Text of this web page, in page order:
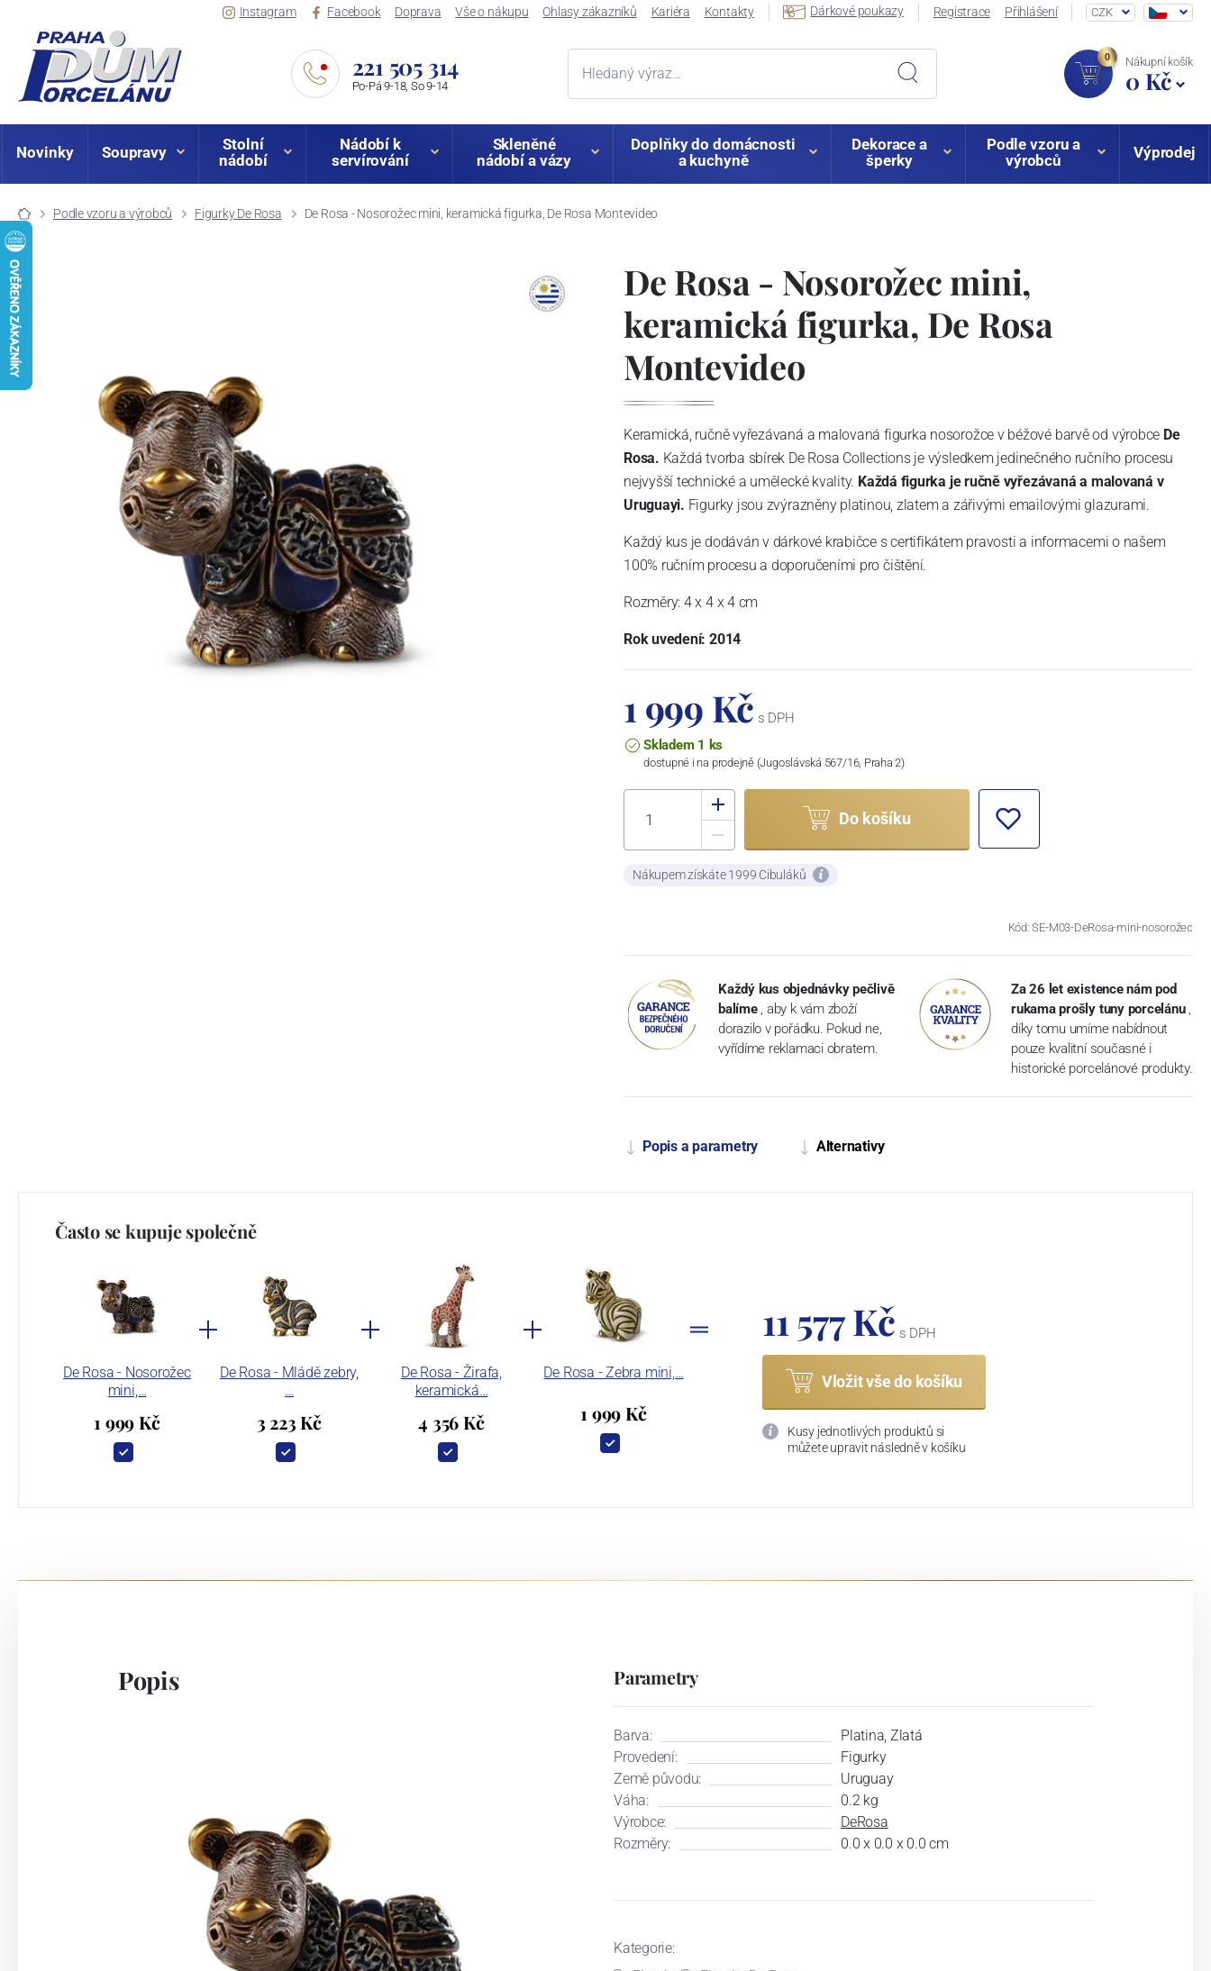
Instagram Facebook Doprava Vše o nákupu Ohlasy zákazníků Kariéra Kontakty Dárkové poukazy Registrace Přihlášení CZK
221 505 314
Po-Pá 9-18, So 9-14
0 Nákupní košík
0 Kč
Novinky Soupravy
Stolní
nádobí
Nádobí k
servírování
Skleněné
nádobí a vázy
Doplňky do domácnosti
a kuchyně
Dekorace a
šperky
Podle vzoru a
výrobců
Výprodej
Podle vzoru a výrobců Figurky De Rosa De Rosa - Nosorožec mini, keramická figurka, De Rosa Montevideo
De Rosa - Nosorožec mini,
keramická figurka, De Rosa
Montevideo
Keramická, ručně vyřezávaná a malovaná figurka nosorožce v béžové barvěod výrobce De
Rosa. Každá tvorba sbírek De Rosa Collections je výsledkem jedinečného ručního procesu
nejvyšší technické a umělecké kvality. Každá figurka je ručně vyřezávaná a malovaná v
Uruguayi. Figurky jsou zvýrazněny platinou, zlatem a zářivými emailovými glazurami.
Každý kus je dodáván v dárkové krabičce s certifikátem pravosti a informacemi o našem
100% ručním procesu a doporučeními pro čištění.
Rozměry: 4x 4 x 4 cm
Rok uvedení: 2014
1 999 Kč s DPH
Skladem 1 ks
dostupné i na prodejně (Jugoslávská 567/16, Praha 2)
Do košíku
Nákupem získáte 1999 Cibuláků
Kód: SE-M03-DeRosa-mini-nosorožec
Každý kus objednávky pečlivě
balíme , aby k vám zboží
dorazilo v pořádku. Pokud ne,
vyřídíme reklamaci obratem.
Za 26 let existence nám pod
rukama prošly tuny porcelánu ,
díky tomu umíme nabídnout
pouze kvalitní současné i
historické porcelánové produkty.
Popis a parametry Alternativy
Často se kupuje společně
De Rosa - Nosorožec
mini,…
1 999 Kč
De Rosa - Mládě zebry,
…
3 223 Kč
De Rosa - Žirafa,
keramická…
4 356 Kč
De Rosa - Zebra mini,…
1 999 Kč
11 577 Kč s DPH
Vložit vše do košíku
Kusy jednotlivých produktů si
můžete upravit následně v košíku
Popis Parametry
Barva:
Platina, Zlatá
Provedení:
Figurky
Země původu:
Uruguay
Váha:
0.2 kg
Výrobce:
DeRosa
Rozměry:
0.0 x 0.0 x 0.0 cm
Kategorie: